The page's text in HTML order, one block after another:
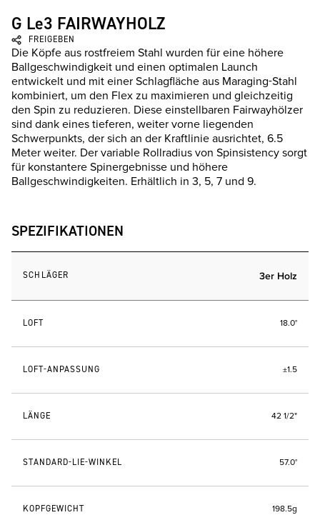
G Le3 FAIRWAYHOLZ
FREIGEBEN
Die Köpfe aus rostfreiem Stahl wurden für eine höhere
Ballgeschwindigkeit und einen optimalen Launch
entwickelt und mit einer Schlagfläche aus Maraging-Stahl
kombiniert, um den Flex zu maximieren und gleichzeitig
den Spin zu reduzieren. Diese einstellbaren Fairwayhölzer
sind dank eines tieferen, weiter vorne liegenden
Schwerpunkts, der sich an der Kraftlinie ausrichtet, 6.5
Meter weiter. Der variable Rollradius von Spinsistency sorgt
für konstantere Spinergebnisse und höhere
Ballgeschwindigkeiten. Erhältlich in 3, 5, 7 und 9.
SPEZIFIKATIONEN
SCHLÄGER 3er Holz
LOFT 18.0°
LOFT-ANPASSUNG ±1.5
LÄNGE 42 1/2"
STANDARD-LIE-WINKEL 57.0°
KOPFGEWICHT 198.5g